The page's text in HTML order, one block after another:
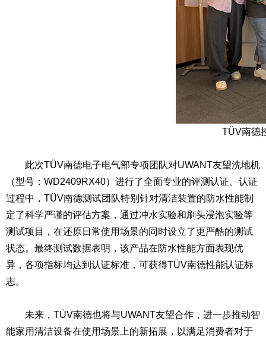
TÜV南德
此次TÜV南德电子电气部专项团队对UWANT友望洗地机
（型号：WD2409RX40）进行了全面专业的评测认证。认证
过程中，TÜV南德测试团队特别针对清洁装置的防水性能制
定了科学严谨的评估方案，通过冲水实验和刷头浸泡实验等
测试项目，在还原日常使用场景的同时设立了更严酷的测试
状态。最终测试数据表明，该产品在防水性能方面表现优
异，各项指标均达到认证标准，可获得TÜV南德性能认证标
志。
未来，TÜV南德也将与UWANT友望合作，进一步推动智
能家用清洁设备在使用场景上的新拓展，以满足消费者对于